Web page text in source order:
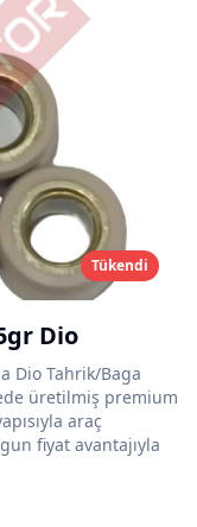
Tükendi
Dio
Dio Tahrik/Baga
üretilmiş premium
araç
fiyat avantajıyla